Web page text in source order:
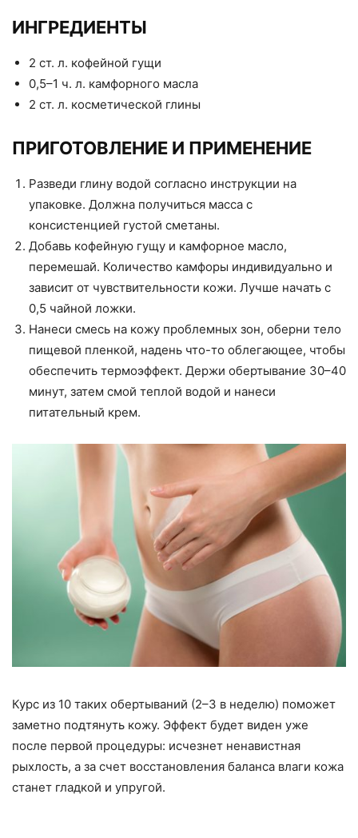
ИНГРЕДИЕНТЫ
2 ст. л. кофейной гущи
0,5–1 ч. л. камфорного масла
2 ст. л. косметической глины
ПРИГОТОВЛЕНИЕ И ПРИМЕНЕНИЕ
Разведи глину водой согласно инструкции на
упаковке. Должна получиться масса с
консистенцией густой сметаны.
Добавь кофейную гущу и камфорное масло,
перемешай. Количество камфоры индивидуально и
зависит от чувствительности кожи. Лучше начать с
0,5 чайной ложки.
Нанеси смесь на кожу проблемных зон, оберни тело
пищевой пленкой, надень что-то облегающее, чтобы
обеспечить термоэффект. Держи обертывание 30–40
минут, затем смой теплой водой и нанеси
питательный крем.
Курс из 10 таких обертываний (2–3 в неделю) поможет
заметно подтянуть кожу. Эффект будет виден уже
после первой процедуры: исчезнет ненавистная
рыхлость, а за счет восстановления баланса влаги кожа
станет гладкой и упругой.